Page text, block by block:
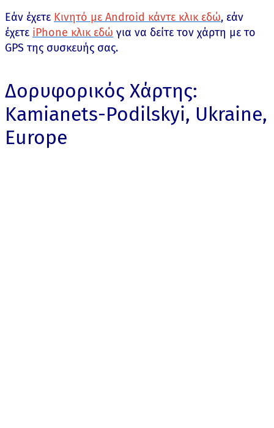
Εάν έχετε Κινητό με Android κάντε κλικ εδώ, εάν
έχετε iPhone κλικ εδώ για να δείτε τον χάρτη με το
GPS της συσκευής σας.
Δορυφορικός Χάρτης:
Kamianets-Podilskyi, Ukraine,
Europe